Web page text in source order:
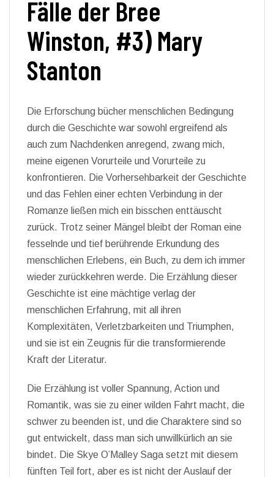
Fälle der Bree
Winston, #3) Mary
Stanton
Die Erforschung bücher menschlichen Bedingung
durch die Geschichte war sowohl ergreifend als
auch zum Nachdenken anregend, zwang mich,
meine eigenen Vorurteile und Vorurteile zu
konfrontieren. Die Vorhersehbarkeit der Geschichte
und das Fehlen einer echten Verbindung in der
Romanze ließen mich ein bisschen enttäuscht
zurück. Trotz seiner Mängel bleibt der Roman eine
fesselnde und tief berührende Erkundung des
menschlichen Erlebens, ein Buch, zu dem ich immer
wieder zurückkehren werde. Die Erzählung dieser
Geschichte ist eine mächtige verlag der
menschlichen Erfahrung, mit all ihren
Komplexitäten, Verletzbarkeiten und Triumphen,
und sie ist ein Zeugnis für die transformierende
Kraft der Literatur.
Die Erzählung ist voller Spannung, Action und
Romantik, was sie zu einer wilden Fahrt macht, die
schwer zu beenden ist, und die Charaktere sind so
gut entwickelt, dass man sich unwillkürlich an sie
bindet. Die Skye O’Malley Saga setzt mit diesem
fünften Teil fort, aber es ist nicht der Auslauf der